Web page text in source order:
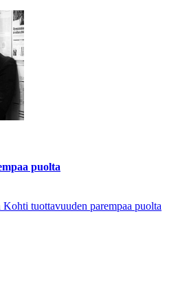
puolta
tuottavuuden parempaa puolta